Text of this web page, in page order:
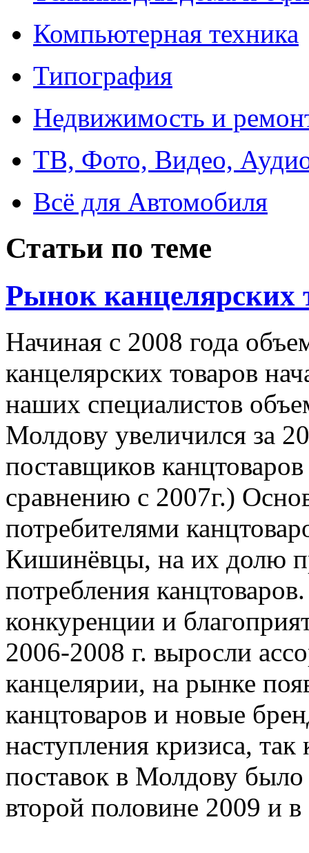
Компьютерная техника
Типография
Недвижимость и
ТВ, Фото, Видео,
Всё для Автомобиля
Статьи по теме
Рынок канцелярских
Начиная с 2008 года
канцелярских товаров
наших специалистов
Молдову увеличился за
поставщиков
сравнению с 2007г.)
потребителями
Кишинёвцы, на их долю
потребления
конкуренции и
2006-2008 г. выросли
канцелярии, на рынке
канцтоваров и новые
наступления кризиса,
поставок в Молдову
второй половине 2009 и в